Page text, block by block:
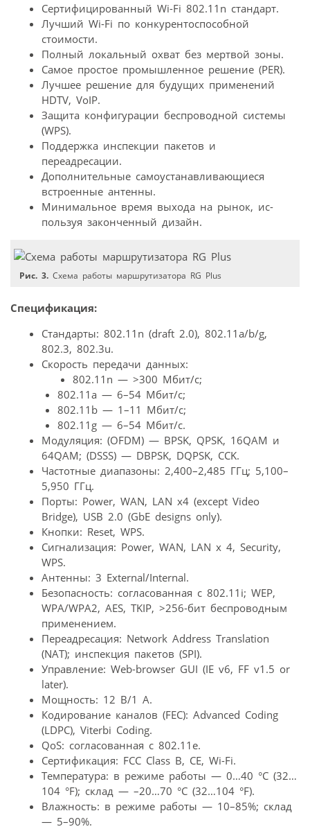
Сертифицированный Wi-Fi 802.11n стандарт.
Лучший Wi-Fi по конкурентоспособной
стоимости.
Полный локальный охват без мертвой зоны.
Самое простое промышленное решение (PER).
Лучшее решение для будущих применений
HDTV, VoIP.
Защита конфигурации беспроводной системы
(WPS).
Поддержка инспекции пакетов и
переадресации.
Дополнительные самоустанавливающиеся
встроенные антенны.
Минимальное время выхода на рынок, ис-
пользуя законченный дизайн.
Рис. 3. Схема работы маршрутизатора RG Plus
Спецификация:
Стандарты: 802.11n (draft 2.0), 802.11a/b/g,
802.3, 802.3u.
Скорость передачи данных:
802.11n — >300 Мбит/с;
802.11a — 6–54 Мбит/с;
802.11b — 1–11 Мбит/с;
802.11g — 6–54 Мбит/с.
Модуляция: (OFDM) — BPSK, QPSK, 16QAM и
64QAM; (DSSS) — DBPSK, DQPSK, CCK.
Частотные диапазоны: 2,400–2,485 ГГц; 5,100–
5,950 ГГц.
Порты: Power, WAN, LAN x4 (except Video
Bridge), USB 2.0 (GbE designs only).
Кнопки: Reset, WPS.
Сигнализация: Power, WAN, LAN x 4, Security,
WPS.
Антенны: 3 External/Internal.
Безопасность: согласованная с 802.11i; WEP,
WPA/WPA2, AES, TKIP, >256-бит беспроводным
применением.
Переадресация: Network Address Translation
(NAT); инспекция пакетов (SPI).
Управление: Web-browser GUI (IE v6, FF v1.5 or
later).
Мощность: 12 B/1 A.
Кодирование каналов (FEC): Advanced Coding
(LDPC), Viterbi Coding.
QoS: согласованная с 802.11e.
Сертификация: FCC Class B, CE, Wi-Fi.
Температура: в режиме работы — 0…40 °C (32…
104 °F); склад — –20…70 °C (32…104 °F).
Влажность: в режиме работы — 10–85%; склад
— 5–90%.